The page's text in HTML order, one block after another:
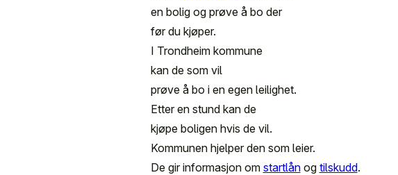
en bolig og prøve å bo der
før du kjøper.
I Trondheim kommune
kan de som vil
prøve å bo i en egen leilighet.
Etter en stund kan de
kjøpe boligen hvis de vil.
Kommunen hjelper den som leier.
De gir informasjon om startlånog tilskudd.